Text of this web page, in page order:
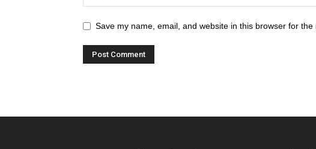
Save my name, email, and website in this browser for the